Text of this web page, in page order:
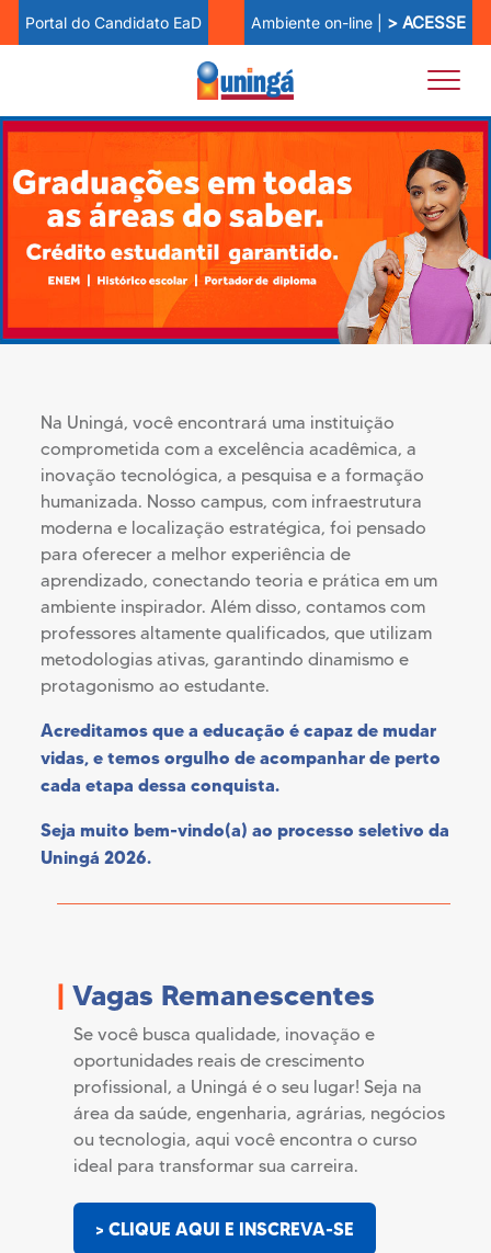
Portal do Candidato EaD Ambiente on-line | > ACESSE
Na Uningá, você encontrará uma instituição
comprometida com a excelência acadêmica, a
inovação tecnológica, a pesquisa e a formação
humanizada. Nosso campus, com infraestrutura
moderna e localização estratégica, foi pensado
para oferecer a melhor experiência de
aprendizado, conectando teoria e prática em um
ambiente inspirador. Além disso, contamos com
professores altamente qualificados, que utilizam
metodologias ativas, garantindo dinamismo e
protagonismo ao estudante.
Acreditamos que a educação é capaz de mudar
vidas, e temos orgulho de acompanhar de perto
cada etapa dessa conquista.
Seja muito bem-vindo(a) ao processo seletivo da
Uningá 2026.
| Vagas Remanescentes
Se você busca qualidade, inovação e
oportunidades reais de crescimento
profissional, a Uningá é o seu lugar! Seja na
área da saúde, engenharia, agrárias, negócios
ou tecnologia, aqui você encontra o curso
ideal para transformar sua carreira.
> CLIQUE AQUI E INSCREVA-SE